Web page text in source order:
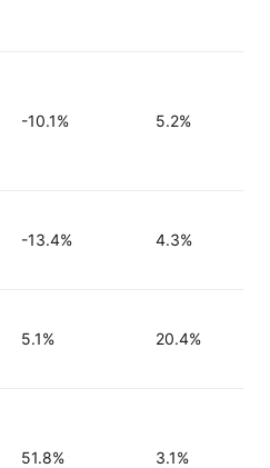
-10.1% 5.2%
-13.4% 4.3%
5.1% 20.4%
51.8% 3.1%